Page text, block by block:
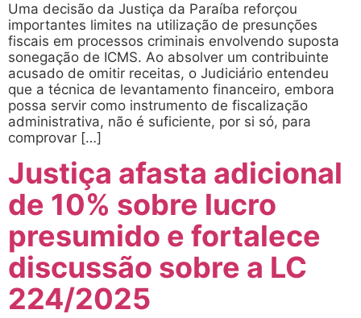
Uma decisão da Justiça da Paraíba reforçou
importantes limites na utilização de presunções
fiscais em processos criminais envolvendo suposta
sonegação de ICMS. Ao absolver um contribuinte
acusado de omitir receitas, o Judiciário entendeu
que a técnica de levantamento financeiro, embora
possa servir como instrumento de fiscalização
administrativa, não é suficiente, por si só, para
comprovar […]
Justiça afasta adicional
de 10% sobre lucro
presumido e fortalece
discussão sobre a LC
224/2025